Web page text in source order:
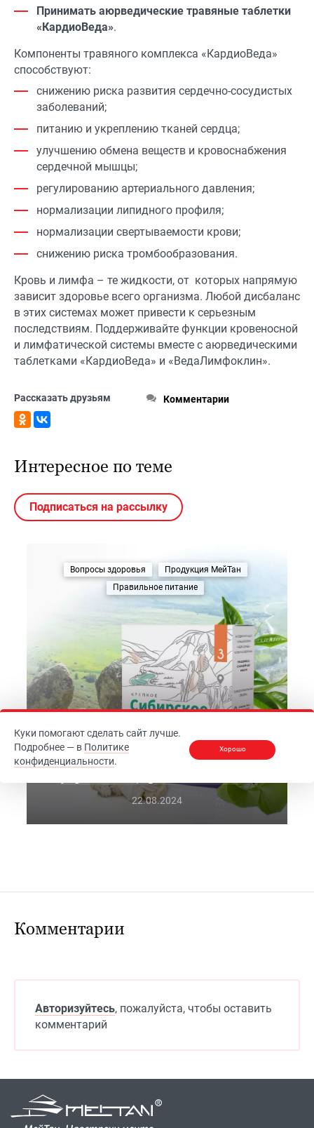
Принимать аюрведические травяные таблетки
«КардиоВеда».
Компоненты травяного комплекса «КардиоВеда»
способствуют:
снижению риска развития сердечно-сосудистых
заболеваний;
питанию и укреплению тканей сердца;
улучшению обмена веществ и кровоснабжения
сердечной мышцы;
регулированию артериального давления;
нормализации липидного профиля;
нормализации свертываемости крови;
снижению риска тромбообразования.
Кровь и лимфа – те жидкости, от которых напрямую
зависит здоровье всего организма. Любой дисбаланс
в этих системах может привести к серьезным
последствиям. Поддерживайте функции кровеносной
и лимфатической системы вместе с аюрведическими
таблетками «КардиоВеда» и «ВедаЛимфоклин».
Рассказать друзьям Комментарии
Интересное по теме
Подписаться на рассылку
Вопросы здоровья
Продукция МейТан
Правильное питание
Как улучшить память и работу
мозга взрослому человеку:
22.08.2024
Комментарии
Авторизуйтесь, пожалуйста, чтобы оставить
комментарий
Куки помогают сделать сайт лучше.
Подробнее — в Политике
конфиденциальности.
Хорошо